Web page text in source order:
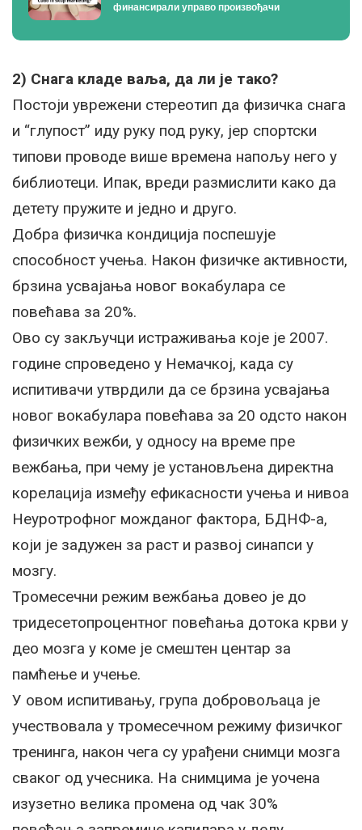
финансирали управо произвођачи
2) Снага кладе ваља, да ли је тако?
Постоји уврежени стереотип да физичка снага
и “глупост” иду руку под руку, јер спортски
типови проводе више времена напољу него у
библиотеци. Ипак, вреди размислити како да
детету пружите и једно и друго.
Добра физичка кондиција поспешује
способност учења. Након физичке активности,
брзина усвајања новог вокабулара се
повећава за 20%.
Ово су закључци истраживања које је 2007.
године спроведено у Немачкој, када су
испитивачи утврдили да се брзина усвајања
новог вокабулара повећава за 20 одсто након
физичких вежби, у односу на време пре
вежбања, при чему је установљена директна
корелација између ефикасности учења и нивоа
Неуротрофног можданог фактора, БДНФ-а,
који је задужен за раст и развој синапси у
мозгу.
Тромесечни режим вежбања довео је до
тридесетопроцентног повећања дотока крви у
део мозга у коме је смештен центар за
памћење и учење.
У овом испитивању, група добровољаца је
учествовала у тромесечном режиму физичког
тренинга, након чега су урађени снимци мозга
сваког од учесника. На снимцима је уочена
изузетно велика промена од чак 30%